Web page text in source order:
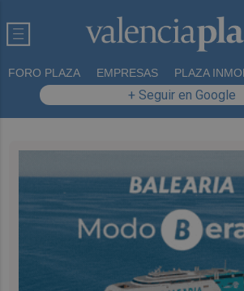
FORO PLAZA EMPRESAS PLAZA
+ Seguir en Google